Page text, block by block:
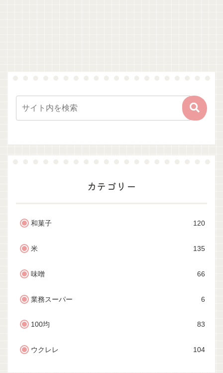
カテゴリー
和菓子 120
米 135
味噌 66
業務スーパー 6
100均 83
ウクレレ 104